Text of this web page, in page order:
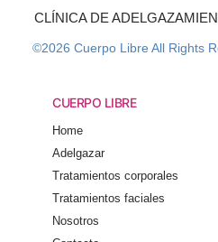
CLÍNICA DE
©2026 Cuerpo Libre All Rights
CUERPO LIBRE
Home
Adelgazar
Tratamientos corporales
Tratamientos faciales
Nosotros